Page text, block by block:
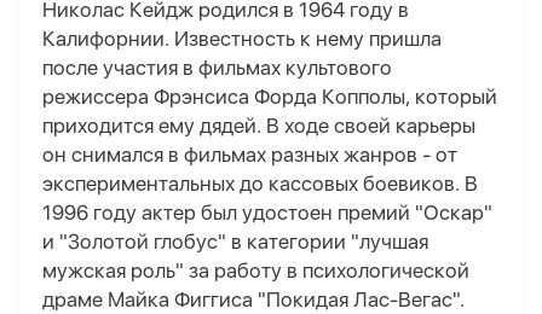
Николас Кейдж родился в 1964 году в
Калифорнии. Известность к нему пришла
после участия в фильмах культового
режиссера Фрэнсиса Форда Копполы, который
приходится ему дядей. В ходе своей карьеры
он снимался в фильмах разных жанров - от
экспериментальных до кассовых боевиков. В
1996 году актер был удостоен премий "Оскар"
и "Золотой глобус" в категории "лучшая
мужская роль" за работу в психологической
драме Майка Фиггиса "Покидая Лас-Вегас".